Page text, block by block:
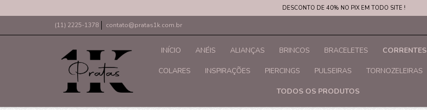
DESCONTO DE 40% NO PIX EM TODO SITE !
(11) 2225-1378 contato@pratas1k.com.br
INÍCIO ANÉIS ALIANÇAS BRINCOS BRACELETES CORRENTES
COLARES INSPIRAÇÕES PIERCINGS PULSEIRAS TORNOZELEIRAS
TODOS OS PRODUTOS